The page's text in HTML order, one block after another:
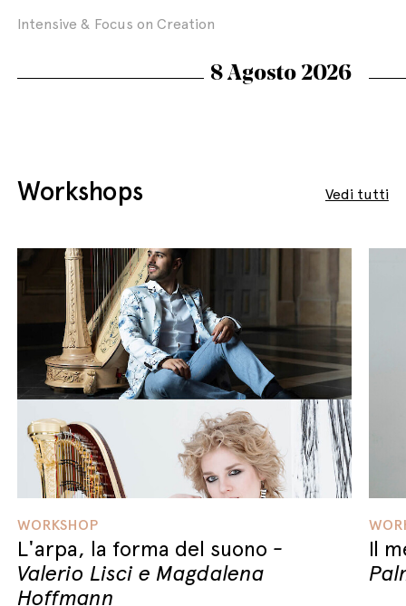
Intensive & Focus on Creation
8 Agosto 2026
Workshops Vedi tutti
WORKSHOP
L'arpa, la forma del suono
Valerio Lisci e Magdalena
Hoffmann
Il